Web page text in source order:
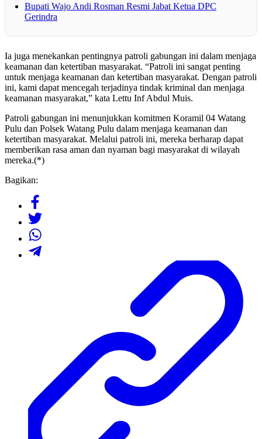
Bupati Wajo Andi Rosman Resmi Jabat Ketua DPC
Gerindra
Ia juga menekankan pentingnya patroli gabungan ini dalam menjaga
keamanan dan ketertiban masyarakat. “Patroli ini sangat penting
untuk menjaga keamanan dan ketertiban masyarakat. Dengan patroli
ini, kami dapat mencegah terjadinya tindak kriminal dan menjaga
keamanan masyarakat,” kata Lettu Inf Abdul Muis.
Patroli gabungan ini menunjukkan komitmen Koramil 04 Watang
Pulu dan Polsek Watang Pulu dalam menjaga keamanan dan
ketertiban masyarakat. Melalui patroli ini, mereka berharap dapat
memberikan rasa aman dan nyaman bagi masyarakat di wilayah
mereka.(*)
Bagikan: